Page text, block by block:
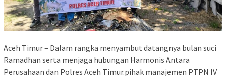
Aceh Timur – Dalam rangka menyambut datangnya bulan suci
Ramadhan serta menjaga hubungan Harmonis Antara
Perusahaan dan Polres Aceh Timur.pihak manajemen PTPN IV